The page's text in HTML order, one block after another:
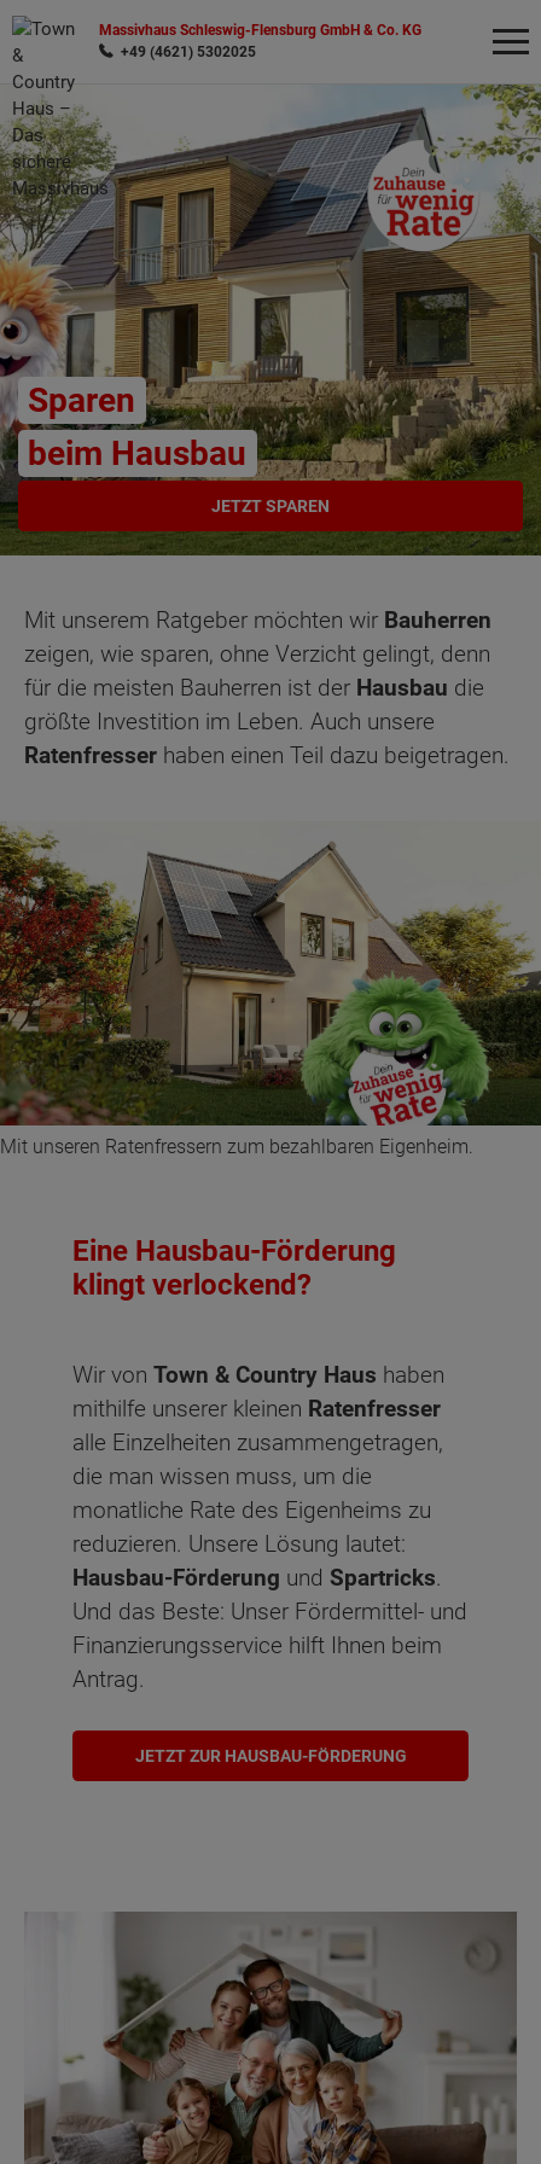
Massivhaus Schleswig-Flensburg GmbH & Co. KG
+49 (4621) 5302025
Sparen
beim Hausbau
JETZT SPAREN
Mit unserem Ratgeber möchten wir Bauherren
zeigen, wie sparen, ohne Verzicht gelingt, denn
für die meisten Bauherren ist der Hausbau die
größte Investition im Leben. Auch unsere
Ratenfresser haben einen Teil dazu beigetragen.
Mit unseren Ratenfressern zum bezahlbaren Eigenheim.
Eine Hausbau-Förderung
klingt verlockend?
Wir von Town & Country Haus haben
mithilfe unserer kleinen Ratenfresser
alle Einzelheiten zusammengetragen,
die man wissen muss, um die
monatliche Rate des Eigenheims zu
reduzieren. Unsere Lösung lautet:
Hausbau-Förderung und Spartricks.
Und das Beste: Unser Fördermittel- und
Finanzierungsservice hilft Ihnen beim
Antrag.
JETZT ZUR HAUSBAU-FÖRDERUNG
Wonach möchten Sie suchen?